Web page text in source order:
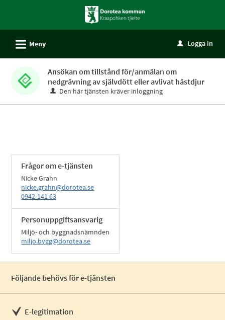
Dorotea
kommun
L Meny u Logga in
Ansökan om tillstånd för/anmälan om
nedgrävning av självdött eller avlivat hästdjur
Den här tjänsten kräver inloggning
Frågor om e-tjänsten
Nicke Grahn
nicke.grahn@dorotea.se
0942-141 63
Personuppgiftsansvarig
Miljö- och byggnadsnämnden
miljo.bygg@dorotea.se
Följande behövs för e-tjänsten
E-legitimation